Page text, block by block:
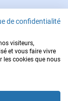
de confidentialité
visiteurs,
et vous faire vivre
les cookies que nous